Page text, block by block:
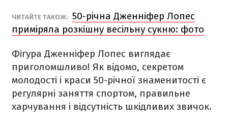
ЧИТАЙТЕ ТАКОЖ: 50-річна Дженніфер Лопес
приміряла розкішну весільну сукню: фото
Фігура Дженніфер Лопес виглядає
приголомшливо! Як відомо, секретом
молодості і краси 50-річної знаменитості є
регулярні заняття спортом, правильне
харчування і відсутність шкідливих звичок.